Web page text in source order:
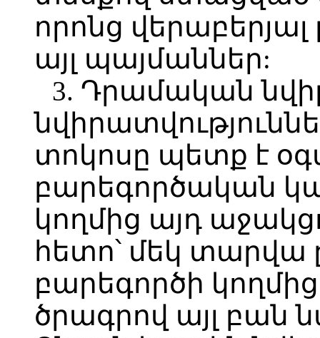
որոնց
այլ պայմաններ:
3. Դրամական
տոկոսը պետք է
բարեգործական
կողմից այդ
հետո՝ մեկ տարվա
բարեգործի
ծրագրով այլ բան